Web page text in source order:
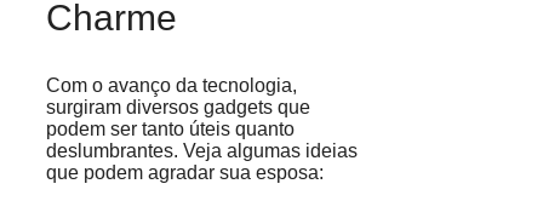
Charme
Com o avanço da tecnologia,
surgiram diversos gadgets que
podem ser tanto úteis quanto
deslumbrantes. Veja algumas ideias
que podem agradar sua esposa: